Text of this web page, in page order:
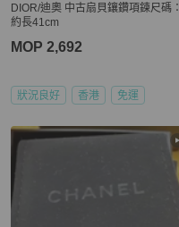
DIOR/迪奧 中古扇貝鑲鑽項鍊尺碼：
約長41cm
MOP 2,692
狀況良好 香港 免運